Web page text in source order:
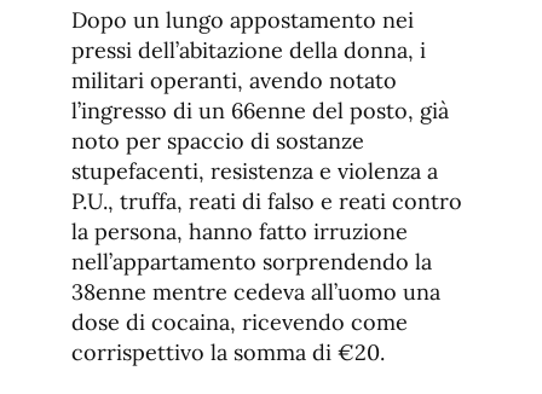
Dopo un lungo appostamento nei
pressi dell’abitazione della donna, i
militari operanti, avendo notato
l’ingresso di un 66enne del posto, già
noto per spaccio di sostanze
stupefacenti, resistenza e violenza a
P.U., truffa, reati di falso e reati contro
la persona, hanno fatto irruzione
nell’appartamento sorprendendo la
38enne mentre cedeva all’uomo una
dose di cocaina, ricevendo come
corrispettivo la somma di €20.